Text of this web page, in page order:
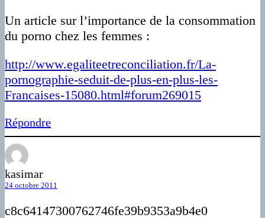
Un article sur l’importance de la consommation
du porno chez les femmes :
http://www.egaliteetreconciliation.fr/La-
pornographie-seduit-de-plus-en-plus-les-
Francaises-15080.html#forum269015
Répondre
kasimar
24 octobre 2011
c8c64147300762746fe39b9353a9b4e0